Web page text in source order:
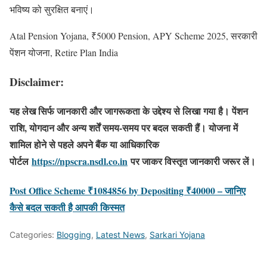
भविष्य को सुरक्षित बनाएं।
Atal Pension Yojana, ₹5000 Pension, APY Scheme 2025, सरकारी
पेंशन योजना, Retire Plan India
Disclaimer:
यह लेख सिर्फ जानकारी और जागरूकता के उद्देश्य से लिखा गया है। पेंशन
राशि, योगदान और अन्य शर्तें समय-समय पर बदल सकती हैं। योजना में
शामिल होने से पहले अपने बैंक या आधिकारिक
पोर्टलhttps://npscra.nsdl.co.inपर जाकर विस्तृत जानकारी जरूर लें।
Post Office Scheme ₹1084856 by Depositing ₹40000 – जानिए
कैसे बदल सकती है आपकी किस्मत
Categories: Blogging, Latest News, Sarkari Yojana